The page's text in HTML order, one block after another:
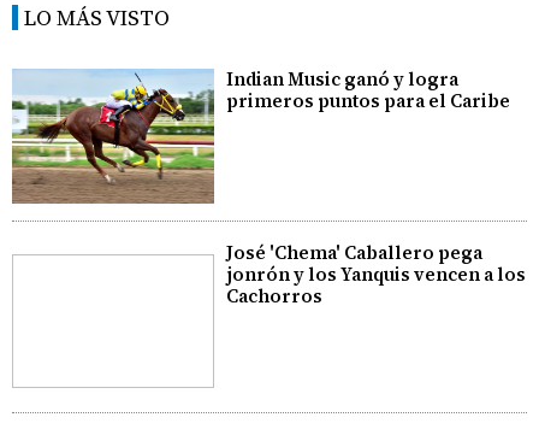
LO MÁS VISTO
Indian Music ganó y logra
primeros puntos para el Caribe
José 'Chema' Caballero pega
jonrón y los Yanquis vencen a los
Cachorros